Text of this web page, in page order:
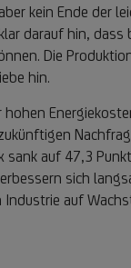
kein Ende der
darauf hin, dass
Die
hin.
hohen
sank auf 47,3
sich
auf